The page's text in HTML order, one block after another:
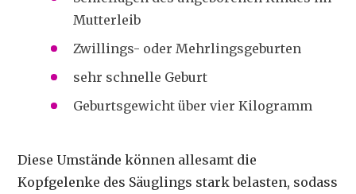
Mutterleib
Zwillings- oder Mehrlingsgeburten
sehr schnelle Geburt
Geburtsgewicht über vier Kilogramm
Diese Umstände können allesamt die
Kopfgelenke des Säuglings stark belasten, sodass